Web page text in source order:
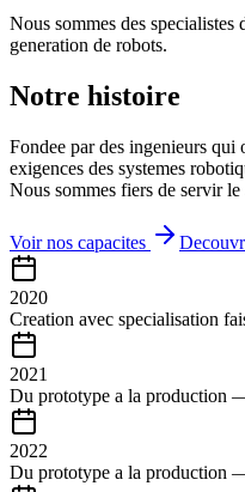
Nous sommes des
generation de robots.
Notre histoire
Fondee par des ingenieurs qui
exigences des systemes
Nous sommes fiers de servir
Voir nos capacites
2020
Creation avec specialisation
2021
Du prototype a la production
2022
Du prototype a la production